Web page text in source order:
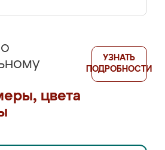
цвета
УЗНАТЬ
ПОДРОБНОСТИ